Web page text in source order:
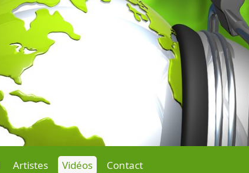
Artistes Vidéos Contact